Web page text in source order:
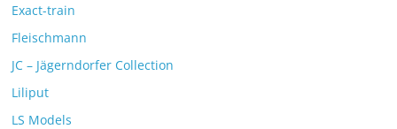
Exact-train
Fleischmann
JC – Jägerndorfer Collection
Liliput
LS Models